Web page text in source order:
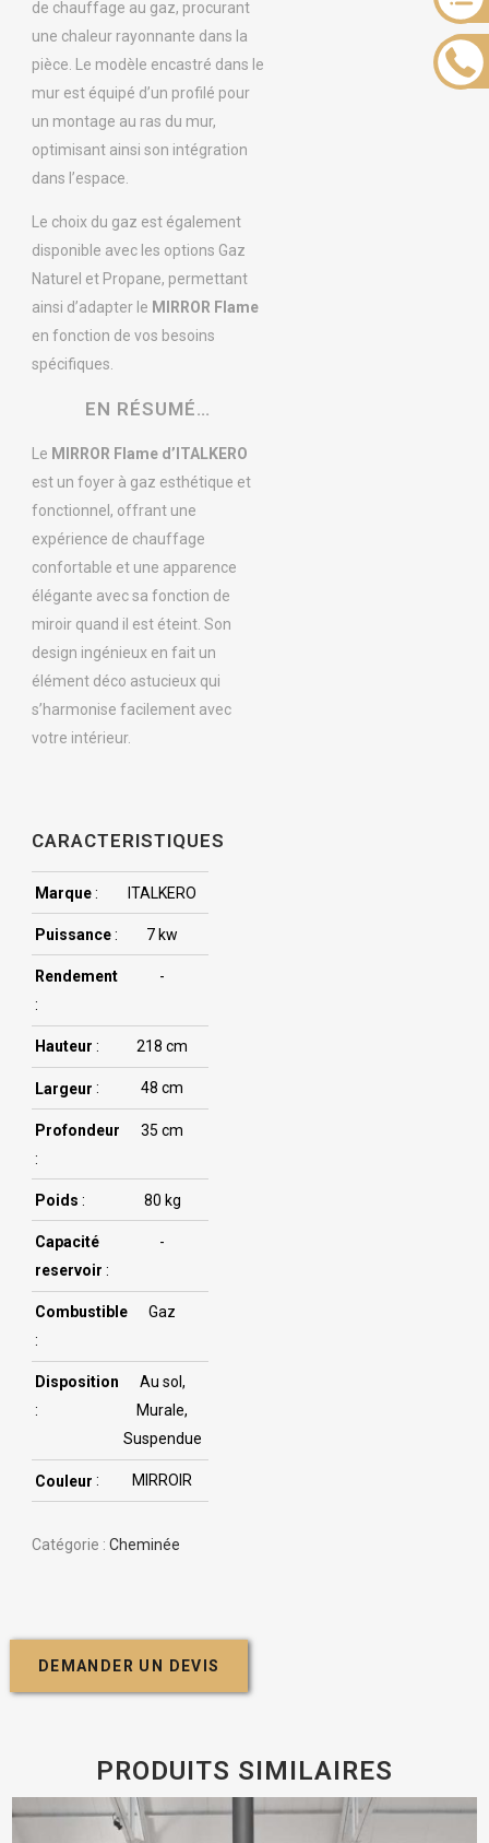
de chauffage au gaz, procurant
une chaleur rayonnante dans la
pièce. Le modèle encastré dans le
mur est équipé d’un profilé pour
un montage au ras du mur,
optimisant ainsi son intégration
dans l’espace.
Le choix du gaz est également
disponible avec les options Gaz
Naturel et Propane, permettant
ainsi d’adapter le MIRROR Flame
en fonction de vos besoins
spécifiques.
EN RÉSUMÉ…
Le MIRROR Flame d’ITALKERO
est un foyer à gaz esthétique et
fonctionnel, offrant une
expérience de chauffage
confortable et une apparence
élégante avec sa fonction de
miroir quand il est éteint. Son
design ingénieux en fait un
élément déco astucieux qui
s’harmonise facilement avec
votre intérieur.
CARACTERISTIQUES
Marque: ITALKERO
Puissance: 7 kw
Rendement
:
-
Hauteur : 218 cm
Largeur : 48 cm
Profondeur
:
35 cm
Poids : 80 kg
Capacité
reservoir :
-
Combustible
:
Gaz
Disposition
:
Au sol,
Murale,
Suspendue
Couleur : MIRROIR
Catégorie : Cheminée
DEMANDER UN DEVIS
PRODUITS SIMILAIRES